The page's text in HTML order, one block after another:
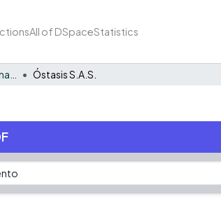
All of DSpaceStatistics
Óstasis S.A.S.